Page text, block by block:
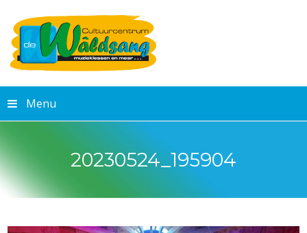
Menu
20230524_195904